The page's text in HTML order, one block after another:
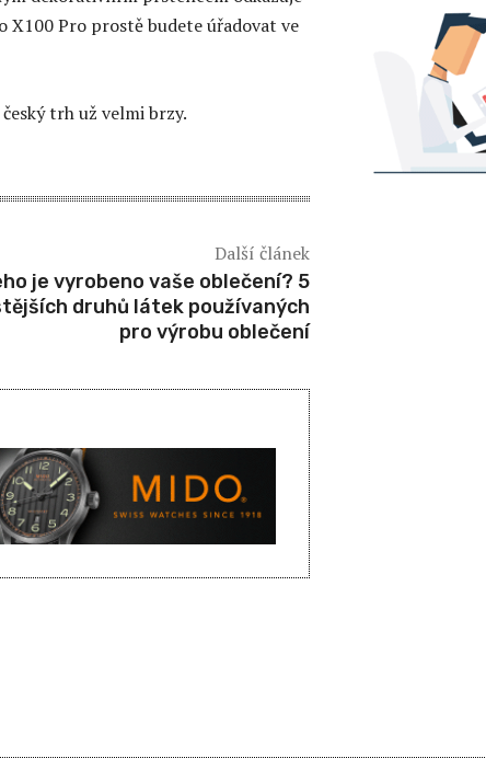
X100 Pro prostě budete úřadovat ve
trh už velmi brzy.
Další článek
je vyrobeno vaše oblečení? 5
druhů látek používaných
pro výrobu oblečení